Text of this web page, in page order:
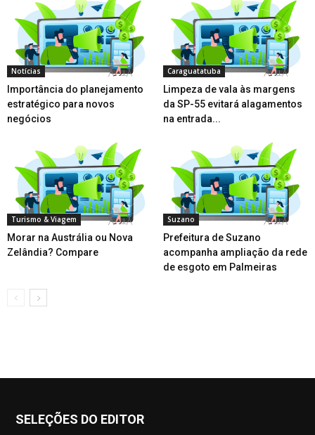
Notícias
Importância do planejamento
estratégico para novos
negócios
Caraguatatuba
Limpeza de vala às margens
da SP-55 evitará alagamentos
na entrada...
Turismo & Viagem
Morar na Austrália ou Nova
Zelândia? Compare
Suzano
Prefeitura de Suzano
acompanha ampliação da rede
de esgoto em Palmeiras
SELEÇÕES DO EDITOR